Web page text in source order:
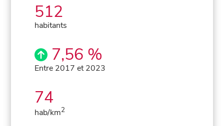
512
habitants
7,56 %
Entre 2017 et 2023
74
hab/km2